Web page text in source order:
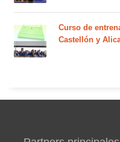
Curso de
Castellón y